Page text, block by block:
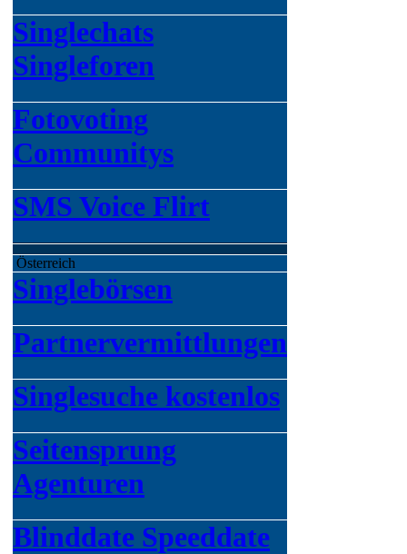
Singlechats
Singleforen
Fotovoting
Communitys
SMS Voice Flirt
Österreich
Singlebörsen
Partnervermittlungen
Singlesuche kostenlos
Seitensprung
Agenturen
Blinddate Speeddate